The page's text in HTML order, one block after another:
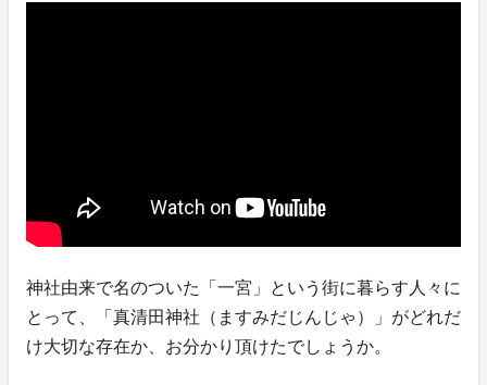
神社由来で名のついた「一宮」という街に暮らす人々に
とって、「真清田神社（ますみだじんじゃ）」がどれだ
け大切な存在か、お分かり頂けたでしょうか。